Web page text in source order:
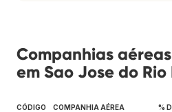
Companhias
em Sao Jose do Rio
CÓDIGO COMPANHIA AÉREA %